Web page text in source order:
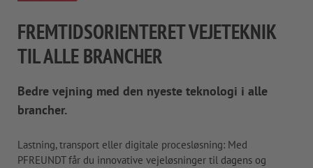
FREMTIDSORIENTERET VEJETEKNIK
TIL ALLE BRANCHER
Bedre vejning med den nyeste teknologi i alle
brancher.
Lastning, transport eller digitale procesløsning: Med
PFREUNDT får du innovative vejeløsninger til dagens og